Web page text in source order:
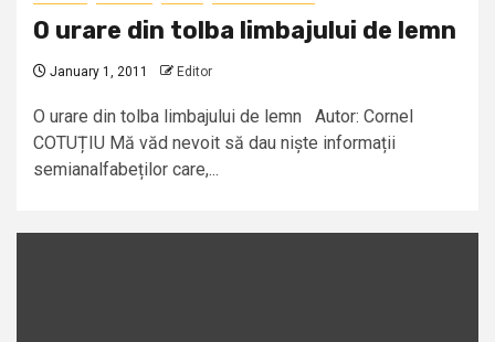
O urare din tolba limbajului de lemn
January 1, 2011 Editor
O urare din tolba limbajului de lemn Autor: Cornel
COTUȚIU Mă văd nevoit să dau niște informații
semianalfabeților care,...